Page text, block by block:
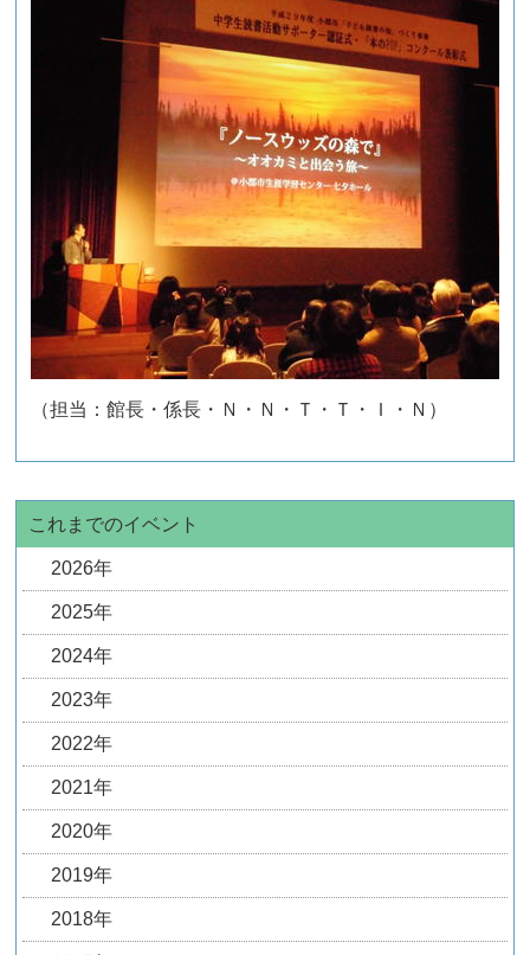
（担当：館長・係長・Ｎ・Ｎ・Ｔ・Ｔ・Ｉ・Ｎ）
これまでのイベント
2026年
2025年
2024年
2023年
2022年
2021年
2020年
2019年
2018年